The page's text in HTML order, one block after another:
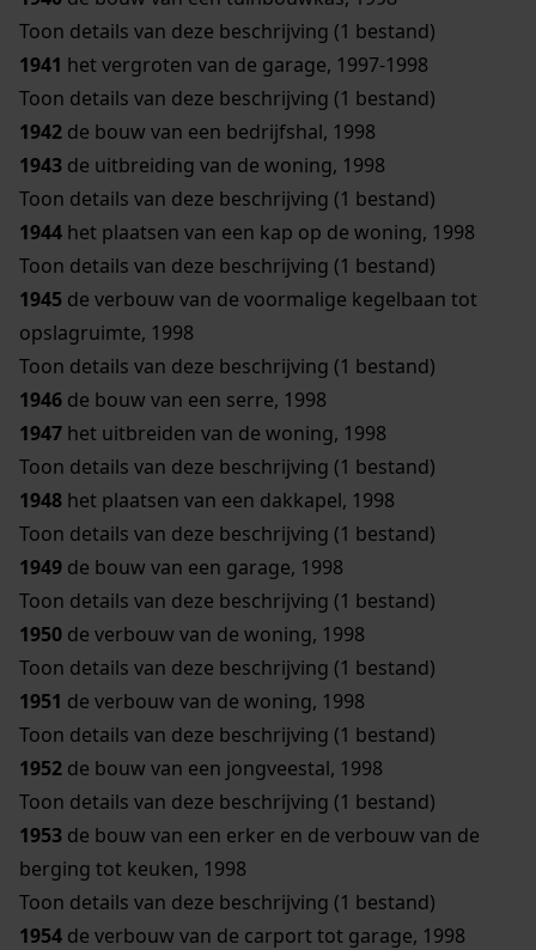
Toon details van deze beschrijving (1 bestand)
1941 het vergroten van de garage, 1997-1998
Toon details van deze beschrijving (1 bestand)
1942 de bouw van een bedrijfshal, 1998
1943 de uitbreiding van de woning, 1998
Toon details van deze beschrijving (1 bestand)
1944 het plaatsen van een kap op de woning, 1998
Toon details van deze beschrijving (1 bestand)
1945 de verbouw van de voormalige kegelbaan tot
opslagruimte, 1998
Toon details van deze beschrijving (1 bestand)
1946 de bouw van een serre, 1998
1947 het uitbreiden van de woning, 1998
Toon details van deze beschrijving (1 bestand)
1948 het plaatsen van een dakkapel, 1998
Toon details van deze beschrijving (1 bestand)
1949 de bouw van een garage, 1998
Toon details van deze beschrijving (1 bestand)
1950 de verbouw van de woning, 1998
Toon details van deze beschrijving (1 bestand)
1951 de verbouw van de woning, 1998
Toon details van deze beschrijving (1 bestand)
1952 de bouw van een jongveestal, 1998
Toon details van deze beschrijving (1 bestand)
1953 de bouw van een erker en de verbouw van de
berging tot keuken, 1998
Toon details van deze beschrijving (1 bestand)
1954 de verbouw van de carport tot garage, 1998